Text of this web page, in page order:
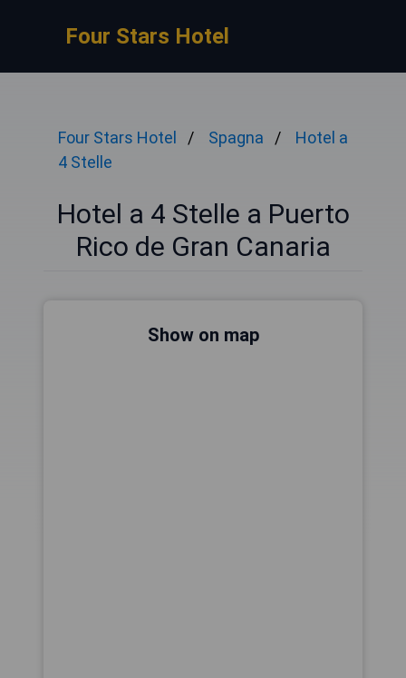
Four Stars Hotel
Four Stars Hotel Spagna
Hotel a
4 Stelle
Hotel a 4 Stelle a Puerto
Rico de Gran Canaria
Show on map